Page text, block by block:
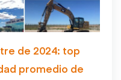
de 2024: top
promedio de